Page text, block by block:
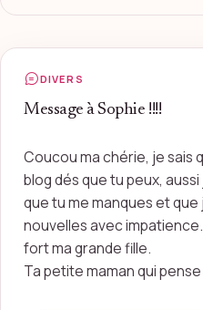
DIVERS
Message à Sophie !!!!
Coucou ma chérie, je sais
blog dés que tu peux,
que tu me manques et
nouvelles avec
fort ma grande fille.
Ta petite maman qui